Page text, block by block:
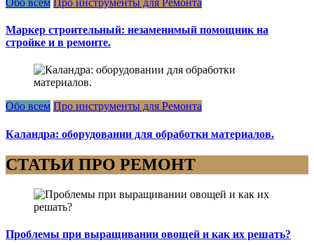
Маркер строительный: незаменимый помощник на
стройке и в ремонте.
Обо всем Про инструменты для Ремонта
Каландра: оборудовании для обработки материалов.
СТАТЬИ ПРО РЕМОНТ
Проблемы при выращивании овощей и как их решать?